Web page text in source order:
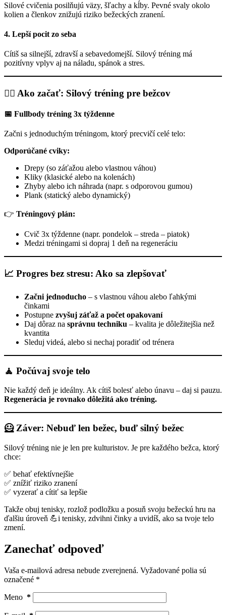
Silové cvičenia posilňujú väzy, šľachy a kĺby. Pevné svaly okolo
kolien a členkov znižujú riziko bežeckých zranení.
4. Lepší pocit zo seba
Cítiš sa silnejší, zdravší a sebavedomejší. Silový tréning má
pozitívny vplyv aj na náladu, spánok a stres.
🏋️‍♂️ Ako začať: Silový tréning pre bežcov
📅 Fullbody tréning 3x týždenne
Začni s jednoduchým tréningom, ktorý precvičí celé telo:
Odporúčané cviky:
Drepy (so záťažou alebo vlastnou váhou)
Kliky (klasické alebo na kolenách)
Zhyby alebo ich náhrada (napr. s odporovou gumou)
Plank (statický alebo dynamický)
👉 Tréningový plán:
Cvič 3x týždenne (napr. pondelok – streda – piatok)
Medzi tréningami si dopraj 1 deň na regeneráciu
📈 Progres bez stresu: Ako sa zlepšovať
Začni jednoducho – s vlastnou váhou alebo ľahkými
činkami
Postupne zvyšuj záťaž a počet opakovaní
Daj dôraz na správnu techniku – kvalita je dôležitejšia než
kvantita
Sleduj videá, alebo si nechaj poradiť od trénera
🧘 Počúvaj svoje telo
Nie každý deň je ideálny. Ak cítiš bolesť alebo únavu – daj si pauzu.
Regenerácia je rovnako dôležitá ako tréning.
🦸 Záver: Nebuď len bežec, buď silný bežec
Silový tréning nie je len pre kulturistov. Je pre každého bežca, ktorý
chce:
✅ behať efektívnejšie
✅ znížiť riziko zranení
✅ vyzerať a cítiť sa lepšie
Takže obuj tenisky, rozlož podložku a posuň svoju bežeckú hru na
ďalšiu úroveň 💪i tenisky, zdvihni činky a uvidíš, ako sa tvoje telo
zmení.
Zanechať odpoveď
Vaša e-mailová adresa nebude zverejnená. Vyžadované polia sú
označené *
Meno *